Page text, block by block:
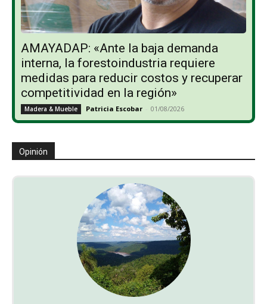
AMAYADAP: «Ante la baja demanda
interna, la forestoindustria requiere
medidas para reducir costos y recuperar
competitividad en la región»
Madera & Mueble Patricia Escobar - 01/08/2026
Opinión